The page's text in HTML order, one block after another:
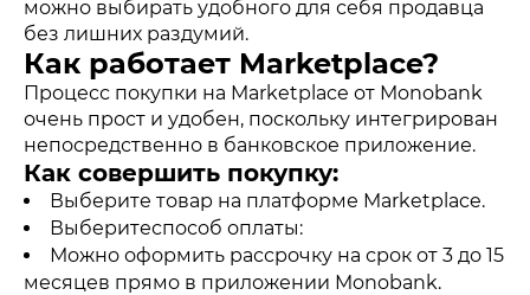
можно выбирать удобного для себя продавца
без лишних раздумий.
Как работает Marketplace?
Процесс покупки на Marketplace от Monobank
очень прост и удобен, поскольку интегрирован
непосредственно в банковское приложение.
Как совершить покупку:
Выберите товар на платформе Marketplace.
Выберитеспособ оплаты:
Можно оформить рассрочку на срок от 3 до 15
месяцев прямо в приложении Monobank.